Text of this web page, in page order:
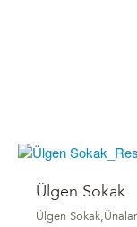
Ülgen Sokak
Ülgen